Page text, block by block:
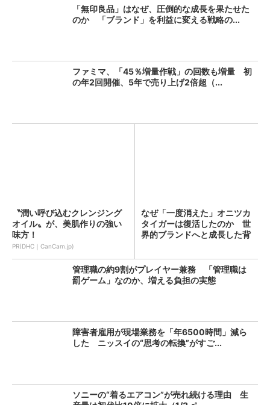
「無印良品」はなぜ、圧倒的な成長を果たせた
のか 「ブランド」を利益に変える戦略の...
ファミマ、「45％増量作戦」の回数も増量 初
の年2回開催、5年で売り上げ2倍超（...
〝潤い呼び込むクレンジング
オイル〟が、美肌作りの強い
味方！
PR(DHC｜CanCam.jp)
なぜ「一度消えた」オニツカ
タイガーは復活したのか 世
界的ブランドへと成長した背
管理職の約9割がプレイヤー兼務 「管理職は
罰ゲーム」なのか、増える負担の実態
障害者雇用が現場業務を「年6500時間」減ら
した ニッスイの“思考の転換”がすご...
ソニーの“着るエアコン”が売れ続ける理由 生